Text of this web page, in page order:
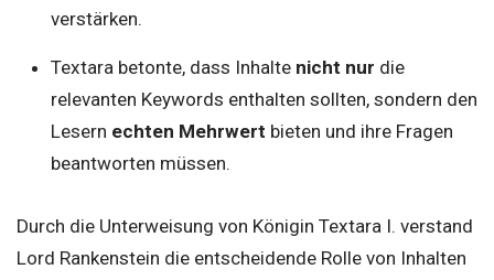
verstärken.
Textara betonte, dass Inhaltenicht nur die
relevanten Keywords enthalten sollten, sondern den
Lesern echten Mehrwert bieten und ihre Fragen
beantworten müssen.
Durch die Unterweisung von Königin Textara I. verstand
Lord Rankenstein die entscheidende Rolle von Inhalten